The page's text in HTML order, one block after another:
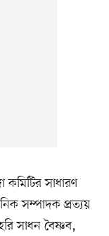
সাধারণ
সম্পাদক প্রত্যয়
সাধন বৈষ্ণব,